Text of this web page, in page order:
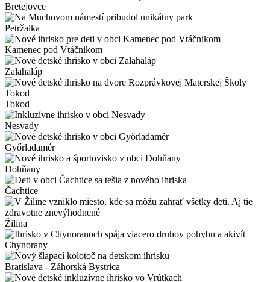
Bretejovce
Petržalka
Kamenec pod Vtáčnikom
Zalahaláp
Tokod
Nesvady
Győrladamér
Dohňany
Čachtice
Žilina
Chynorany
Bratislava - Záhorská Bystrica